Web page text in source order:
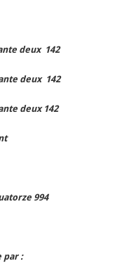
deux 142
deux 142
deux 142
994
par :